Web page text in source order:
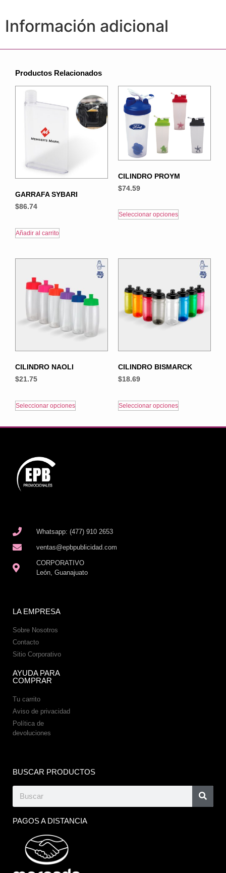
Información adicional
Productos Relacionados
GARRAFA SYBARI
$86.74
Añadir al carrito
CILINDRO PROYM
$74.59
Seleccionar opciones
CILINDRO NAOLI
$21.75
Seleccionar opciones
CILINDRO BISMARCK
$18.69
Seleccionar opciones
Whatsapp: (477) 910 2653
ventas@epbpublicidad.com
CORPORATIVO
León, Guanajuato
LA EMPRESA
Sobre Nosotros
Contacto
Sitio Corporativo
AYUDA PARA
COMPRAR
Tu carrito
Aviso de privacidad
Política de
devoluciones
BUSCAR PRODUCTOS
PAGOS A DISTANCIA